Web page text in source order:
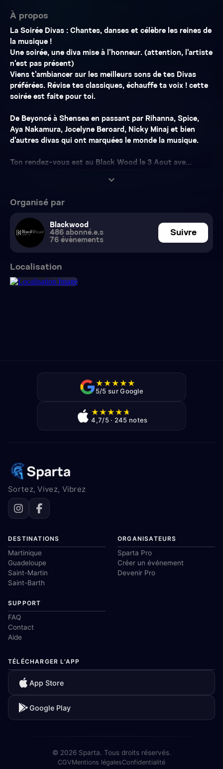
À propos
La Soirée Divas : Chantes, danses et célèbre les reines de
la musique !
Une soirée, une diva mise à l’honneur. (attention, l'artiste
n'est pas présent)
Viens t’ambiancer sur les meilleurs sons de tes Divas
préférées. Révise tes classiques, échauffe ta voix ! cette
soirée est faite pour toi.
De Beyoncé à Shensea en passant par Rihanna, Spice,
Aya Nakamura, Jocelyne Beroard, Nicky Minaj et bien
d’autres divas qui ont marquées le monde la musique.
Ton rendez-vous est au Black Wood le 3 Aout ave...
expand_more
Organisé par
Blackwood
486 abonné.e.s
76 évènements
Suivre
Localisation
★★★★★
5/5 sur Google
★★★★★
4,7/5 · 245 notes
Sortez, Vivez, Vibrez
DESTINATIONS
Martinique
Guadeloupe
Saint-Martin
Saint-Barth
ORGANISATEURS
Sparta Pro
Créer un événement
Devenir Pro
SUPPORT
FAQ
Contact
Aide
TÉLÉCHARGER L'APP
App Store
Google Play
© 2026 Sparta. Tous droits réservés.
CGVMentions légalesConfidentialité